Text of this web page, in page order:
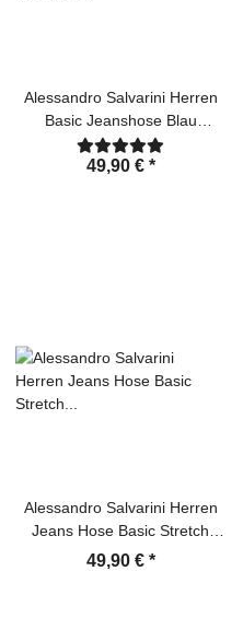
Alessandro Salvarini Herren
Basic Jeanshose Blau
Comfort Fit
49,90 € *
Alessandro Salvarini Herren
Jeans Hose Basic Stretch
Dunkelblau Regular Slim
49,90 € *